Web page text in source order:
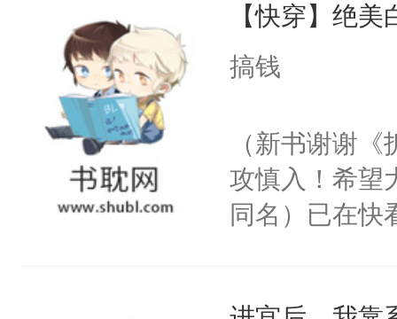
来，给老公
用力——为你
【快穿】绝
搞钱
（新书谢谢
攻慎入！希望
同名）已在快